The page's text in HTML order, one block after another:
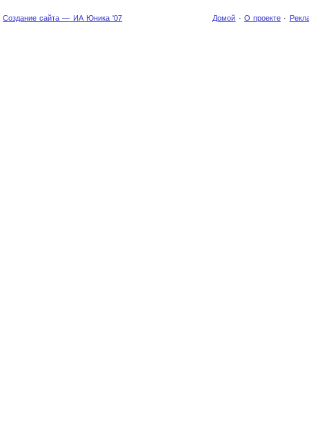
Создание сайта — ИА Юника '07 Домой · О проекте ·